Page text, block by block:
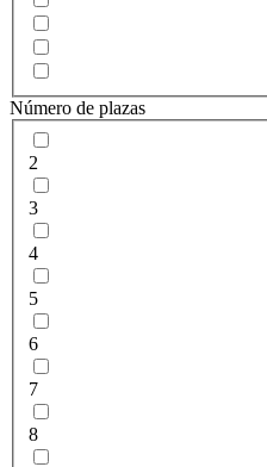
Número de plazas
2
3
4
5
6
7
8